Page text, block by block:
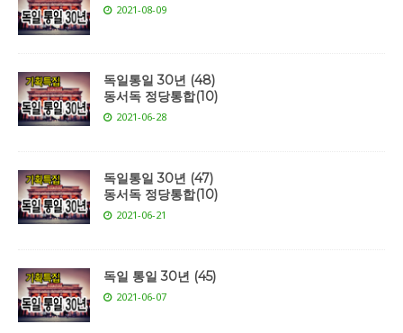
2021-08-09
독일통일 30년 (48)
동서독 정당통합(10)
2021-06-28
독일통일 30년 (47)
동서독 정당통합(10)
2021-06-21
독일 통일 30년 (45)
2021-06-07